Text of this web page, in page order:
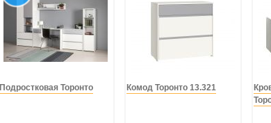
Подростковая Торонто Комод Торонто 13.321